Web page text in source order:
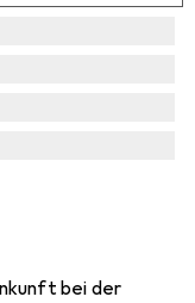
bei der